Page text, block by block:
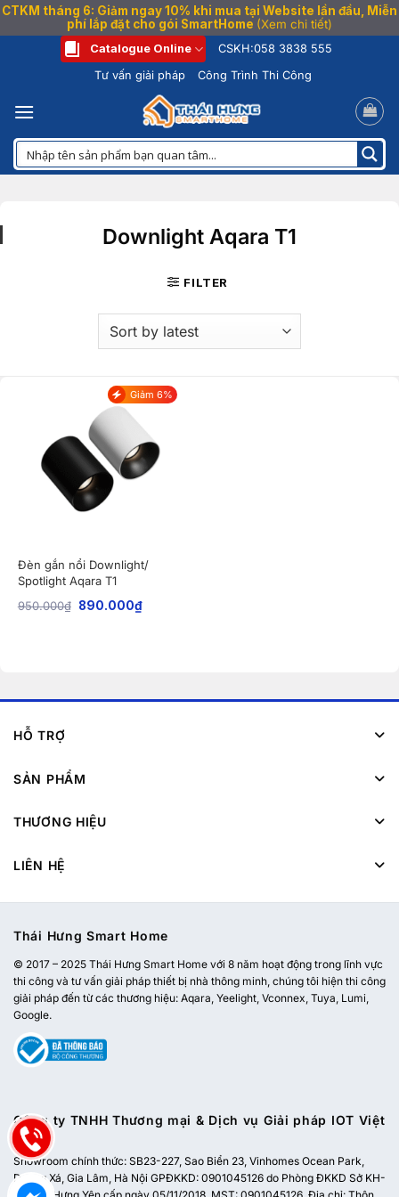
CTKM tháng 6: Giảm ngay 10% khi mua tại Website lần đầu, Miễn
phí lắp đặt cho gói SmartHome (Xem chi tiết)
dung
Catalogue Online CSKH:058 3838 555
Tư vấn giải pháp
Công Trình Thi Công
Downlight Aqara T1
FILTER
Giảm 6%
Đèn gắn nổi Downlight/
Spotlight Aqara T1
950.000₫ 890.000₫
HỖ TRỢ
SẢN PHẨM
THƯƠNG HIỆU
LIÊN HỆ
Thái Hưng Smart Home
© 2017 – 2025 Thái Hưng Smart Home với 8 năm hoạt động trong lĩnh vực
thi công và tư vấn giải pháp thiết bị nhà thông minh, chúng tôi hiện thi công
giải pháp đến từ các thương hiệu: Aqara, Yeelight, Vconnex, Tuya, Lumi,
Google.
Công ty TNHH Thương mại & Dịch vụ Giải pháp IOT Việt
Nam
Showroom chính thức: SB23-227, Sao Biển 23, Vinhomes Ocean Park,
Dương Xá, Gia Lâm, Hà Nội GPĐKKD: 0901045126 do Phòng ĐKKD Sở KH-